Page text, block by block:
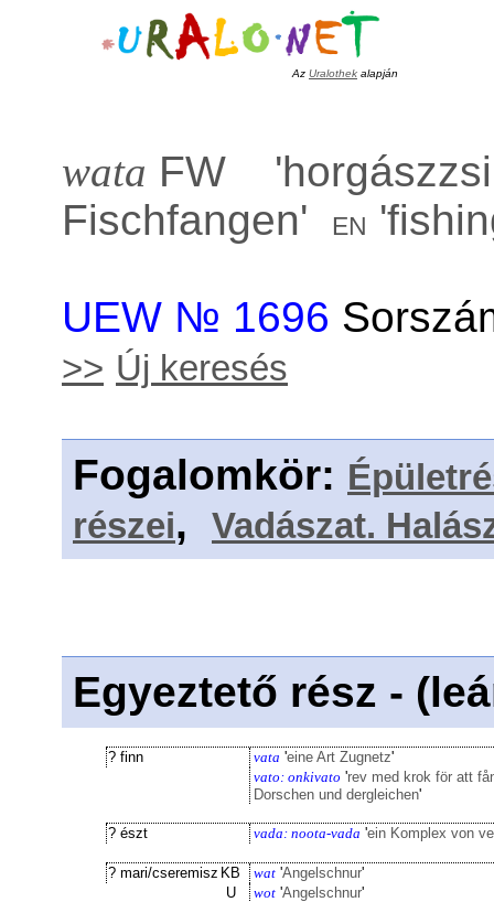
Az Uralothek alapján
wata FW '
Fischfangen' en '
UEW № 1696
>> Új keresés
Fogalomkör:
részei, Vadászat.
Egyeztető rész -
? finn vata 'eine Art Zugnetz'
vato: onkivato 'rev med krok för att
Dorschen und dergleichen'
? észt vada: noota-vada 'ein Komplex von
? mari/cseremisz KB wat 'Angelschnur'
U
wot 'Angelschnur'